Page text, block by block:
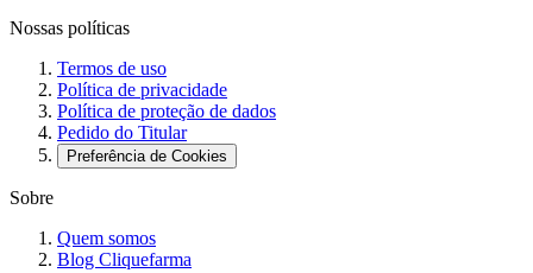
Nossas políticas
Termos de uso
Política de privacidade
Política de proteção de dados
Pedido do Titular
Preferência de Cookies
Sobre
Quem somos
Blog Cliquefarma